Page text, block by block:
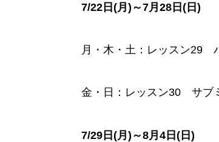
7/22日(月)～7月28日(日)
月・木・土：レッスン29
金・日 ： レッスン30 サブ
7/29日(月)～8月4日(日)